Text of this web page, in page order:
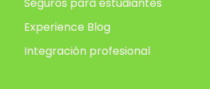
Seguros para estudiantes
Experience Blog
Integración profesional